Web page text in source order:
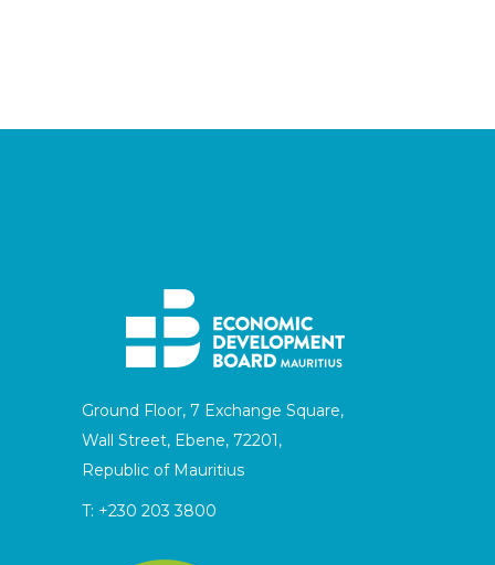
Ground Floor, 7 Exchange Square,
Wall Street, Ebene, 72201,
Republic of Mauritius
T: +230 203 3800